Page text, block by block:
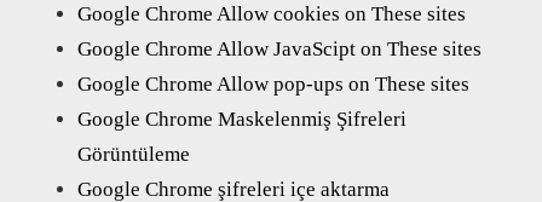
Google Chrome Allow cookies on These sites
Google Chrome Allow JavaScipt on These sites
Google Chrome Allow pop-ups on These sites
Google Chrome Maskelenmiş Şifreleri
Görüntüleme
Google Chrome şifreleri içe aktarma